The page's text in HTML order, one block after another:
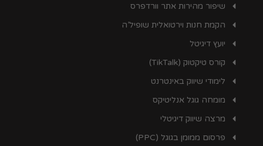
שיפור מהירות אתר וורדפרס
הקמת חנות וירטואלית שופיל’ה
יועץ דיגיטל
קורס טיקטוק (TikTalk)
לימודי שיווק באינטרנט
מומחה גוגל אנליטיקס
מרצה שיווק דיגיטלי
פרסום ממומן בגוגל (PPC)